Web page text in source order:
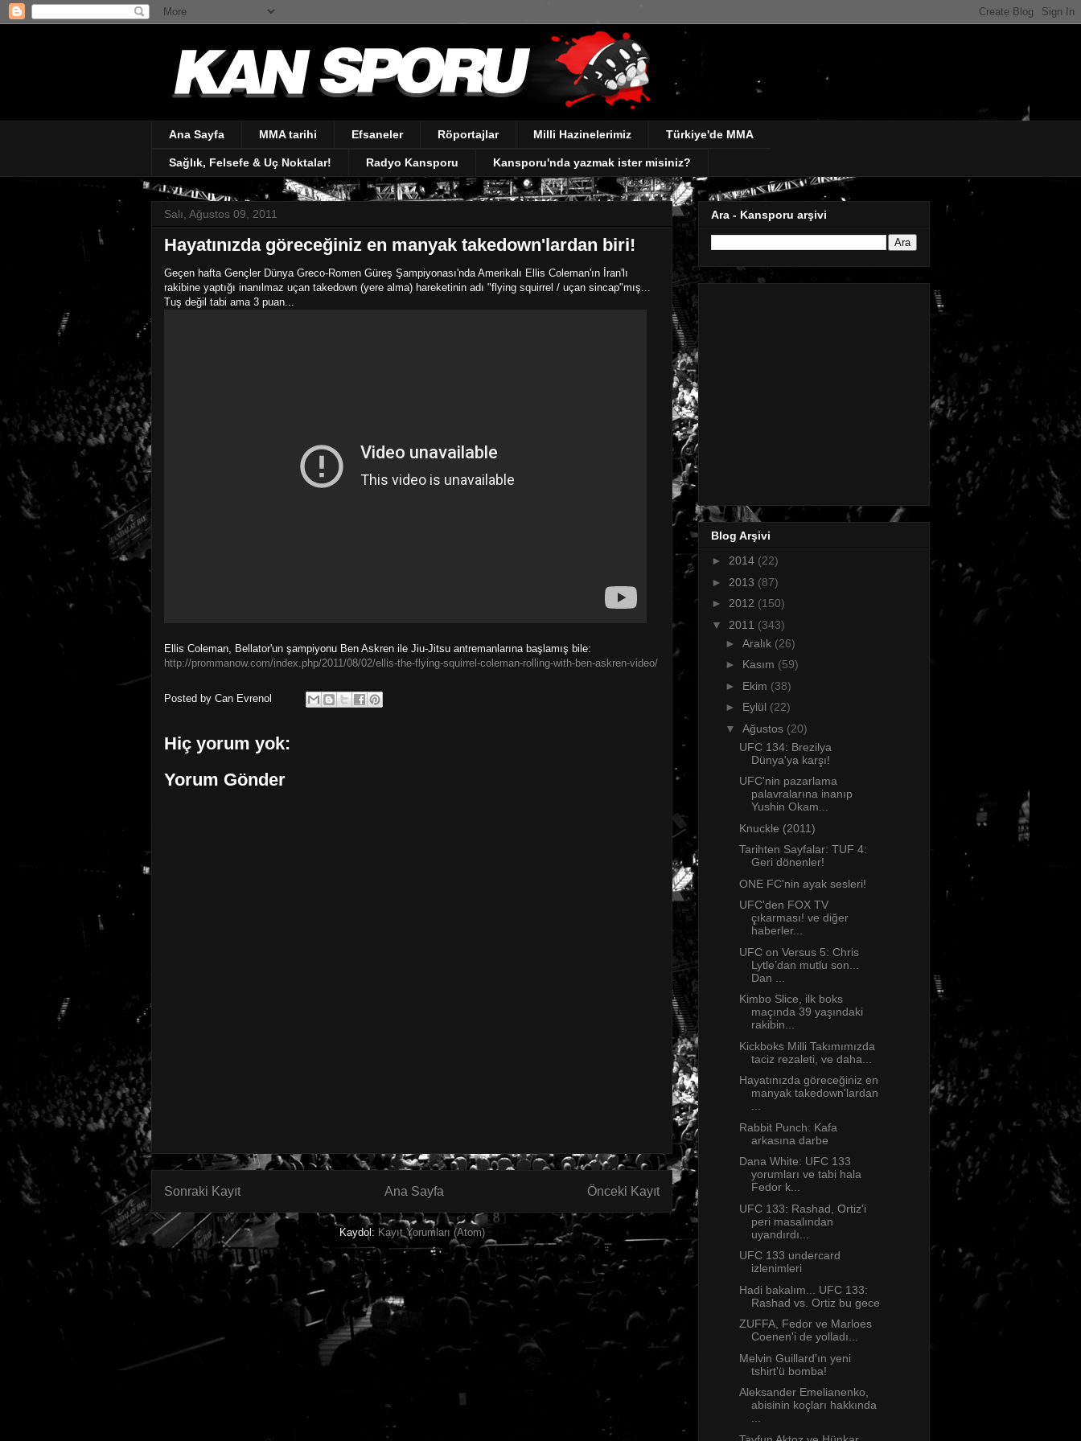
Ana Sayfa MMA tarihi Efsaneler Röportajlar Milli Hazinelerimiz Türkiye'de MMA
Sağlık, Felsefe & Uç Noktalar! Radyo Kansporu Kansporu'nda yazmak ister misiniz?
Salı, Ağustos 09, 2011
Hayatınızda göreceğiniz en manyak takedown'lardan biri!
Geçen hafta Gençler Dünya Greco-Romen Güreş Şampiyonası'nda Amerikalı Ellis Coleman'ın İran'lı
rakibine yaptığı inanılmaz uçan takedown (yere alma) hareketinin adı "flying squirrel / uçan sincap"mış...
Tuş değil tabi ama 3 puan...
Ellis Coleman, Bellator'un şampiyonu Ben Askren ile Jiu-Jitsu antremanlarına başlamış bile:
http://prommanow.com/index.php/2011/08/02/ellis-the-flying-squirrel-coleman-rolling-with-ben-askren-video/
Posted by Can Evrenol
Hiç yorum yok:
Yorum Gönder
Sonraki Kayıt Önceki Kayıt
Ana Sayfa
Kaydol: Kayıt Yorumları (Atom)
Ara - Kansporu arşivi
Blog Arşivi
► 2014 (22)
► 2013 (87)
► 2012 (150)
▼ 2011 (343)
► Aralık (26)
► Kasım (59)
► Ekim (38)
► Eylül (22)
▼ Ağustos (20)
UFC 134: Brezilya
Dünya'ya karşı!
UFC'nin pazarlama
palavralarına inanıp
Yushin Okam...
Knuckle (2011)
Tarihten Sayfalar: TUF 4:
Geri dönenler!
ONE FC'nin ayak sesleri!
UFC'den FOX TV
çıkarması! ve diğer
haberler...
UFC on Versus 5: Chris
Lytle’dan mutlu son...
Dan ...
Kimbo Slice, ilk boks
maçında 39 yaşındaki
rakibin...
Kickboks Milli Takımımızda
taciz rezaleti, ve daha...
Hayatınızda göreceğiniz en
manyak takedown'lardan
...
Rabbit Punch: Kafa
arkasına darbe
Dana White: UFC 133
yorumları ve tabi hala
Fedor k...
UFC 133: Rashad, Ortiz'i
peri masalından
uyandırdı...
UFC 133 undercard
izlenimleri
Hadi bakalım... UFC 133:
Rashad vs. Ortiz bu gece
ZUFFA, Fedor ve Marloes
Coenen'i de yolladı...
Melvin Guillard'ın yeni
tshirt'ü bomba!
Aleksander Emelianenko,
abisinin koçları hakkında
...